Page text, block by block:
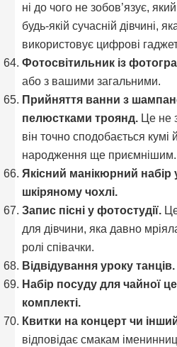
ні до чого не зобов’язує,
будь-якій сучасній дівчині,
використовує цифрові
Фотосвітильник із
або з вашими загальними.
Прийняття ванни з
пелюстками троянд. Це не
він точно сподобається кумі
народження ще приємнішим.
Якісний манікюрний набір
шкіряному чохлі.
Запис пісні у фотостудії.
для дівчини, яка давно
ролі співачки.
Відвідування уроку танців.
Набір посуду для чайної
комплекті.
Квитки на концерт чи
відповідає смакам